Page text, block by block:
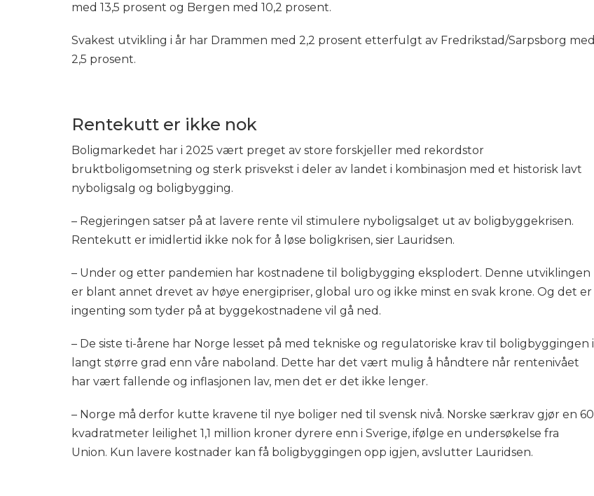
med 13,5 prosent og Bergen med 10,2 prosent.
Svakest utvikling i år har Drammen med 2,2 prosent etterfulgt av Fredrikstad/Sarpsborg med
2,5 prosent.
Rentekutt er ikke nok
Boligmarkedet har i 2025 vært preget av store forskjeller med rekordstor
bruktboligomsetning og sterk prisvekst i deler av landet i kombinasjon med et historisk lavt
nyboligsalg og boligbygging.
– Regjeringen satser på at lavere rente vil stimulere nyboligsalget ut av boligbyggekrisen.
Rentekutt er imidlertid ikke nok for å løse boligkrisen, sier Lauridsen.
– Under og etter pandemien har kostnadene til boligbygging eksplodert. Denne utviklingen
er blant annet drevet av høye energipriser, global uro og ikke minst en svak krone. Og det er
ingenting som tyder på at byggekostnadene vil gå ned.
– De siste ti-årene har Norge lesset på med tekniske og regulatoriske krav til boligbyggingen i
langt større grad enn våre naboland. Dette har det vært mulig å håndtere når rentenivået
har vært fallende og inflasjonen lav, men det er det ikke lenger.
– Norge må derfor kutte kravene til nye boliger ned til svensk nivå. Norske særkrav gjør en 60
kvadratmeter leilighet 1,1 million kroner dyrere enn i Sverige, ifølge en undersøkelse fra
Union. Kun lavere kostnader kan få boligbyggingen opp igjen, avslutter Lauridsen.